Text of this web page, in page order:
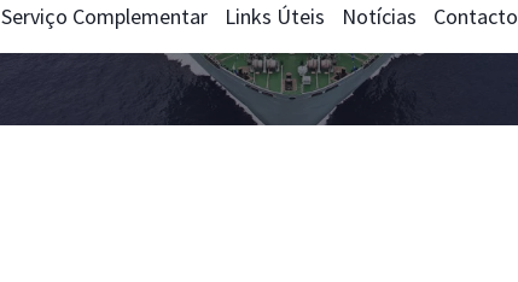
Serviço Complementar Links Úteis Notícias Contacto